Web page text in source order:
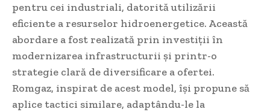
pentru cei industriali, datorită utilizării
eficiente a resurselor hidroenergetice. Această
abordare a fost realizată prin investiții în
modernizarea infrastructurii și printr-o
strategie clară de diversificare a ofertei.
Romgaz, inspirat de acest model, își propune să
aplice tactici similare, adaptându-le la